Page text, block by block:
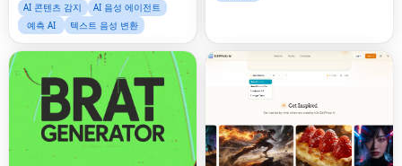
AI 콘텐츠 감지
AI 음성 에이전트
예측 AI
텍스트 음성 변환